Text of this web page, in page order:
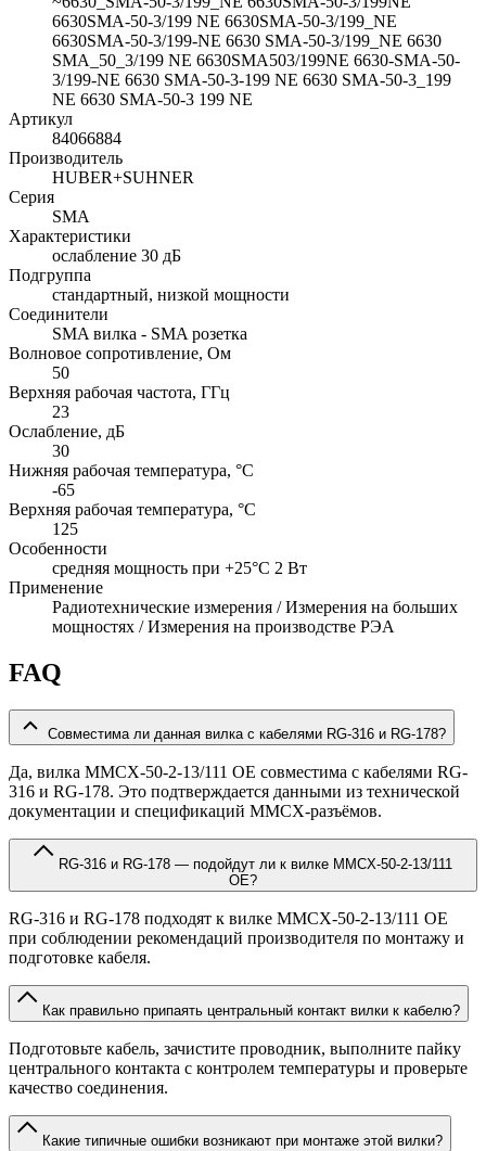
6630SMA-50-3/199 NE 6630SMA-50-3/199_NE
6630SMA-50-3/199-NE 6630 SMA-50-3/199_NE 6630
SMA_50_3/199 NE 6630SMA503/199NE 6630-SMA-50-
3/199-NE 6630 SMA-50-3-199 NE 6630 SMA-50-3_199
NE 6630 SMA-50-3 199 NE
Артикул
84066884
Производитель
HUBER+SUHNER
Серия
SMA
Характеристики
ослабление 30 дБ
Подгруппа
стандартный, низкой мощности
Соединители
SMA вилка - SMA розетка
Волновое сопротивление, Ом
50
Верхняя рабочая частота, ГГц
23
Ослабление, дБ
30
Нижняя рабочая температура, °C
-65
Верхняя рабочая температура, °C
125
Особенности
cредняя мощность при +25°C 2 Вт
Применение
Радиотехнические измерения / Измерения на больших
мощностях / Измерения на производстве РЭА
FAQ
Совместима ли данная вилка с кабелями RG-316 и RG-178?
Да, вилка MMCX-50-2-13/111 OE совместима с кабелями RG-
316 и RG-178. Это подтверждается данными из технической
документации и спецификаций MMCX-разъёмов.
OE?
RG-316 и RG-178 подходят к вилке MMCX-50-2-13/111 OE
при соблюдении рекомендаций производителя по монтажу и
подготовке кабеля.
Как правильно припаять центральный контакт вилки к кабелю?
Подготовьте кабель, зачистите проводник, выполните пайку
центрального контакта с контролем температуры и проверьте
качество соединения.
Какие типичные ошибки возникают при монтаже этой вилки?